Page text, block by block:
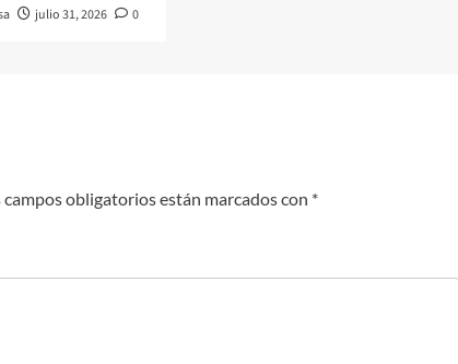
julio 31, 2026 0
campos obligatorios están marcados con *